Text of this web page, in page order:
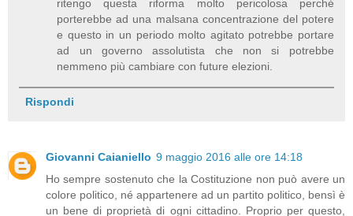
ritengo questa riforma molto pericolosa perché
porterebbe ad una malsana concentrazione del potere
e questo in un periodo molto agitato potrebbe portare
ad un governo assolutista che non si potrebbe
nemmeno più cambiare con future elezioni.
Rispondi
Giovanni Caianiello 9 maggio 2016 alle ore 14:18
Ho sempre sostenuto che la Costituzione non può avere un
colore politico, né appartenere ad un partito politico, bensì è
un bene di proprietà di ogni cittadino. Proprio per questo,